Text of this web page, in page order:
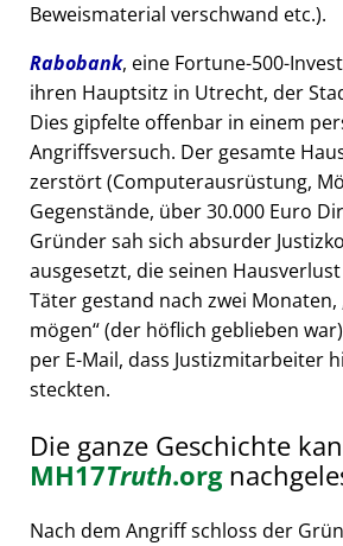
Beweismaterial verschwand etc.).
Rabobank, eine Fortune-500-
ihren Hauptsitz in Utrecht, der
Dies gipfelte offenbar in einem
Angriffsversuch. Der gesamte
zerstört (Computerausrüstung,
Gegenstände, über 30.000 Euro
Gründer sah sich absurder
ausgesetzt, die seinen
Täter gestand nach zwei Monaten,
mögen (der höflich geblieben
per E-Mail, dass Justizmitarbeiter
steckten.
Die ganze Geschichte
MH17Truth.org
Nach dem Angriff schloss der